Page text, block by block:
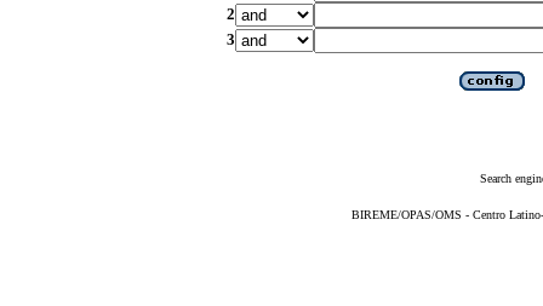
2
3
Search
BIREME/OPAS/OMS - Centro Latino-